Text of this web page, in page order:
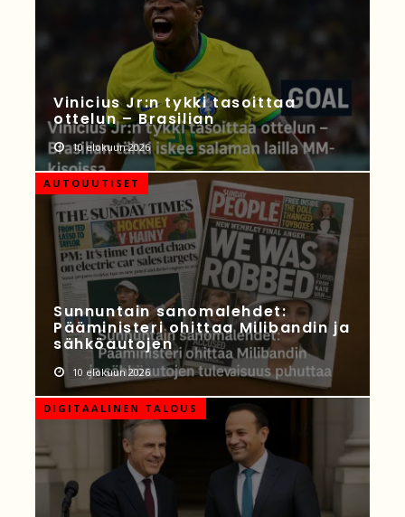
Vinicius Jr:n tykki tasoittaa
ottelun – Brasilian
10 elokuun 2026
AUTOUUTISET
Sunnuntain sanomalehdet:
Pääministeri ohittaa Milibandin ja
sähköautojen
10 elokuun 2026
DIGITAALINEN TALOUS